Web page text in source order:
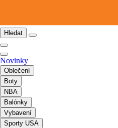
Hledat
Novinky
Oblečení
Boty
NBA
Balónky
Vybavení
Sporty USA